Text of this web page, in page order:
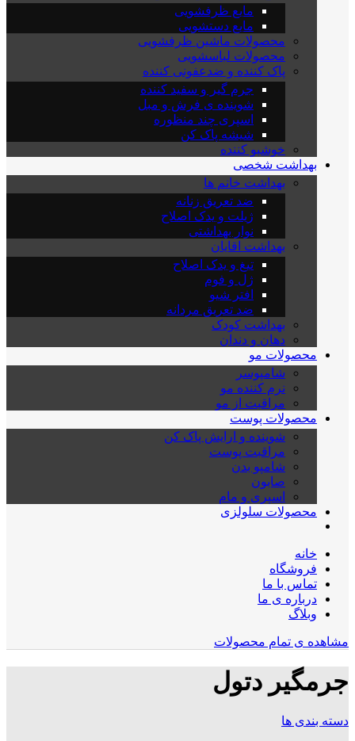
مایع ظرفشویی
مایع دستشویی
محصولات ماشین ظرفشویی
محصولات لباسشویی
پاک کننده و ضدعفونی کننده
جرم گیر و سفید کننده
شوینده ی فرش و مبل
اسپری چند منظوره
شیشه پاک کن
خوشبو کننده
بهداشت شخصی
بهداشت خانم ها
ضد تعریق زنانه
ژیلت و یدک اصلاح
نوار بهداشتی
بهداشت اقایان
تیغ و یدک اصلاح
ژل و فوم
افتر شیو
ضد تعریق مردانه
بهداشت کودک
دهان و دندان
محصولات مو
شامپوسر
نرم کننده مو
مراقبت از مو
محصولات پوست
شوینده و ارایش پاک کن
مراقبت پوست
شامپو بدن
صابون
اسپری و مام
محصولات سلولزی
خانه
فروشگاه
تماس با ما
درباره ی ما
وبلاگ
مشاهده ی تمام محصولات
جرمگیر دتول
دسته بندی ها